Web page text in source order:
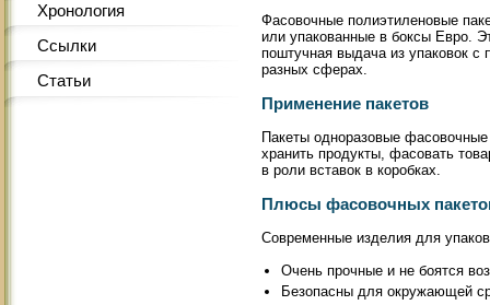
Хронология
Ссылки
Статьи
Фасовочные полиэтиленовые
или упакованные в боксы Евро.
поштучная выдача из упаковок с
разных сферах.
Применение пакетов
Пакеты одноразовые
хранить продукты, фасовать
в роли вставок в коробках.
Плюсы фасовочных
Современные изделия для
Очень прочные и не боятся
Безопасны для окружающей